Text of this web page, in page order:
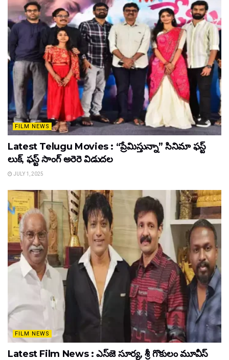
FILM NEWS
Latest Telugu Movies : “ప్రేమిస్తున్నా” సినిమా ఫస్ట్
లుక్, ఫస్ట్ సాంగ్ అరెరె విడుదల
JULY 1, 2025
FILM NEWS
Latest Film News : ఎస్‌జె సూర్య, శ్రీ గొకులం మూవీస్‌